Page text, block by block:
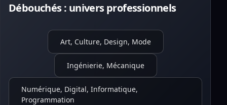
Débouchés : univers professionnels
Art, Culture, Design, Mode
Ingénierie, Mécanique
Numérique, Digital, Informatique,
Programmation